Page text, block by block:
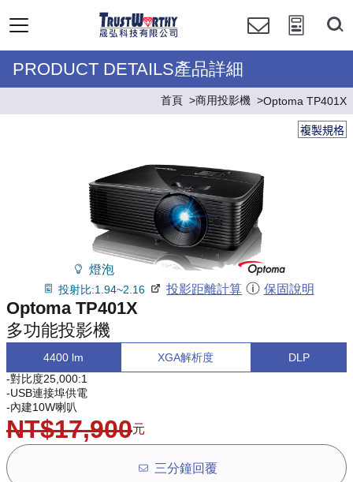
PRODUCT DETAILS產品詳細
首頁 商用投影機 Optoma TP401X
複製規格
燈泡
投射比:1.94~2.16 投影距離計算 保固說明
Optoma TP401X
多功能投影機
4400 lm XGA解析度
DLP
-對比度25,000:1
-USB連接埠供電
-內建10W喇叭
NT$17,900元
三分鐘回覆